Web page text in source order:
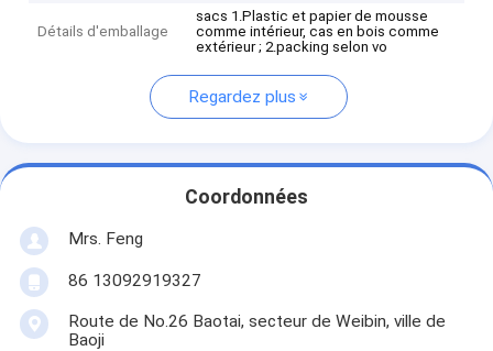
Détails d'emballage
sacs 1.Plastic et papier de mousse
comme intérieur, cas en bois comme
extérieur ; 2.packing selon vo
Regardez plus
Coordonnées
Mrs. Feng
86 13092919327
Route de No.26 Baotai, secteur de Weibin, ville de
Baoji